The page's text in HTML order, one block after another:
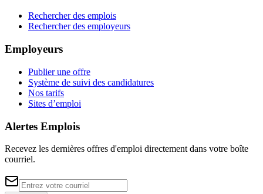
Rechercher des emplois
Rechercher des employeurs
Employeurs
Publier une offre
Système de suivi des candidatures
Nos tarifs
Sites d’emploi
Alertes Emplois
Recevez les dernières offres d'emploi directement dans votre boîte
courriel.